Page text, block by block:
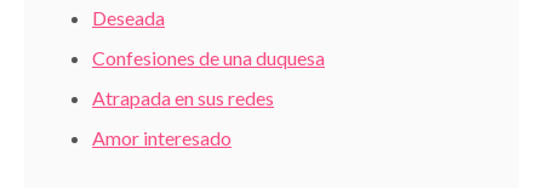
Deseada
Confesiones de una duquesa
Atrapada en sus redes
Amor interesado